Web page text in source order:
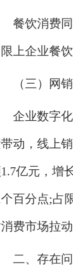
餐饮消费
限上企业餐
（三）网
企业数字
动，线上
亿元，增
个百分点;占
费市场拉
二、存在